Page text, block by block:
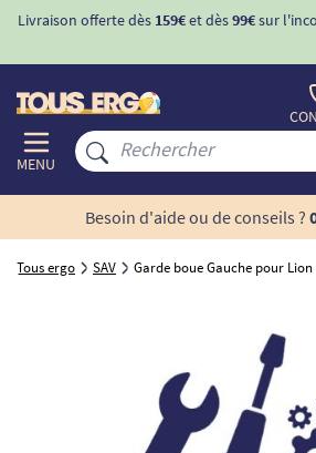
Livraison offerte dès 159€et dès99€sur
MENU
Besoin d'aide ou de conseils ?
Tous ergo SAV Garde boue Gauche pour Lion